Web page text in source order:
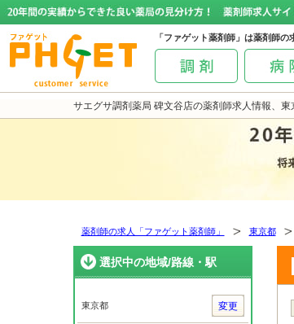
サエグサ調剤薬局 碑文谷店の薬剤師求人情報、
「ファゲット薬剤師」は薬剤師の
薬剤師の求人「ファゲット薬剤師」 東京都
選択中の地域/路線・駅
東京都 変更